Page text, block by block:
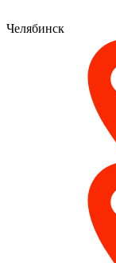
Челябинск